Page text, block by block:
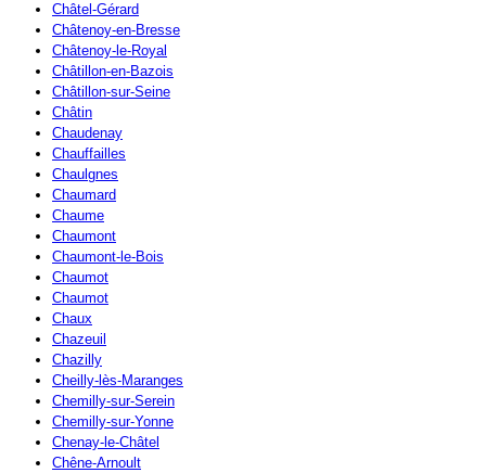
Châtel-Gérard
Châtenoy-en-Bresse
Châtenoy-le-Royal
Châtillon-en-Bazois
Châtillon-sur-Seine
Châtin
Chaudenay
Chauffailles
Chaulgnes
Chaumard
Chaume
Chaumont
Chaumont-le-Bois
Chaumot
Chaumot
Chaux
Chazeuil
Chazilly
Cheilly-lès-Maranges
Chemilly-sur-Serein
Chemilly-sur-Yonne
Chenay-le-Châtel
Chêne-Arnoult